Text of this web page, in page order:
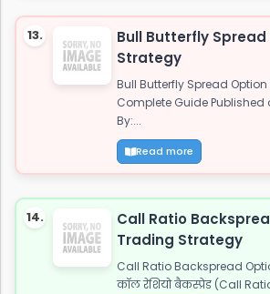
13.
Bull Butterfly
Strategy
Bull Butterfly Spread
Complete Guide Published
By:...
Read more
14.
Call Ratio
Trading Strategy
Call Ratio Backspread
कॉल रेशियो बैकस्प्रेड (Call